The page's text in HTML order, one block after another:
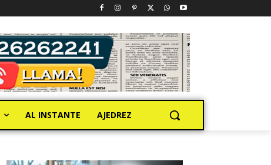
AL INSTANTE AJEDREZ